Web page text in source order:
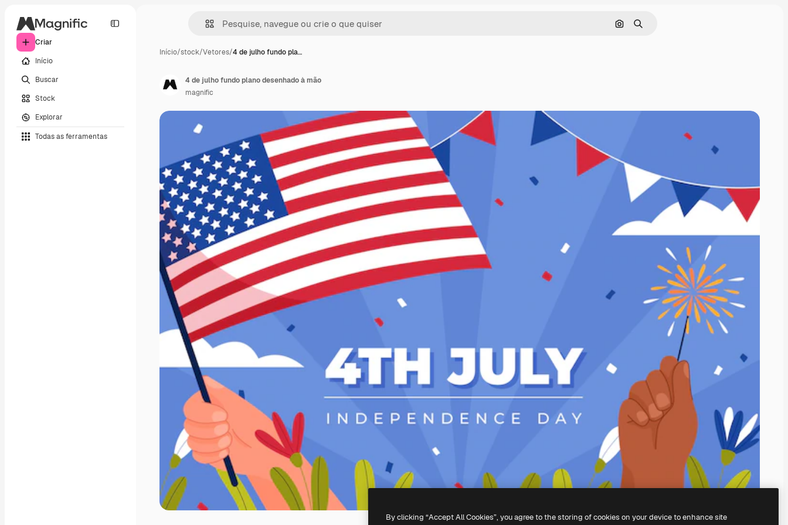
Criar
Início
Buscar
Stock
Explorar
Todas as ferramentas
Pesquisar por imagem
Buscar
Início/stock/Vetores/4 de julho fundo pla…
4 de julho fundo plano desenhado à mão
magnific
By clicking “Accept All Cookies”, you agree to the storing of cookies on your device to enhance site